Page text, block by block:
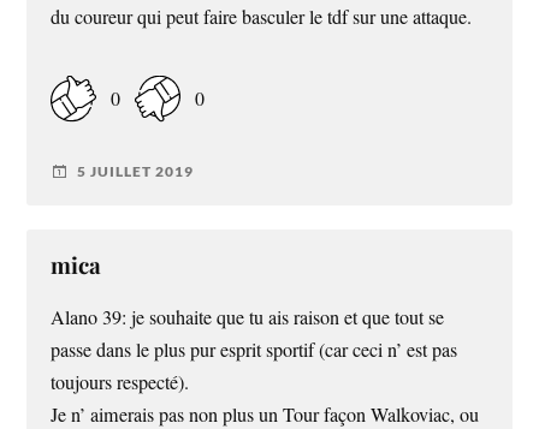
du coureur qui peut faire basculer le tdf sur une attaque.
0 0
5 JUILLET 2019
mica
Alano 39: je souhaite que tu ais raison et que tout se
passe dans le plus pur esprit sportif (car ceci n’ est pas
toujours respecté).
Je n’ aimerais pas non plus un Tour façon Walkoviac, ou